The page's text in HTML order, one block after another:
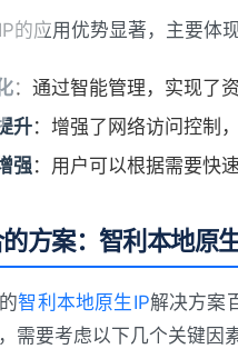
的应用优势显著，主要体
：通过智能管理，实现了
升：增强了网络访问控制
强：用户可以根据需要快
方案：智利本地原
智利本地原生IP解决方案
需要考虑以下几个关键因素